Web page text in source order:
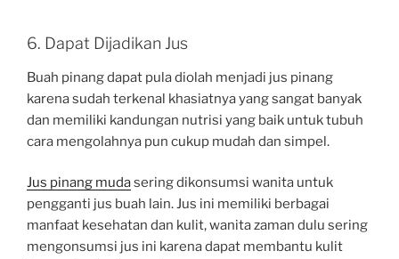
6. Dapat Dijadikan Jus
Buah pinang dapat pula diolah menjadi jus pinang
karena sudah terkenal khasiatnya yang sangat banyak
dan memiliki kandungan nutrisi yang baik untuk tubuh
cara mengolahnya pun cukup mudah dan simpel.
Jus pinang mudasering dikonsumsi wanita untuk
pengganti jus buah lain. Jus ini memiliki berbagai
manfaat kesehatan dan kulit, wanita zaman dulu sering
mengonsumsi jus ini karena dapat membantu kulit